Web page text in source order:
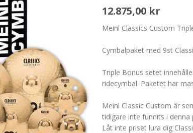
12.875,00 kr
Meinl Classics Custom
Cymbalpaket med 9st
Triple Bonus setet
ridecymbal. Paketet har
Meinl Classic Custom är
tidigare inte funnits i denna
Låt inte priset lura dig